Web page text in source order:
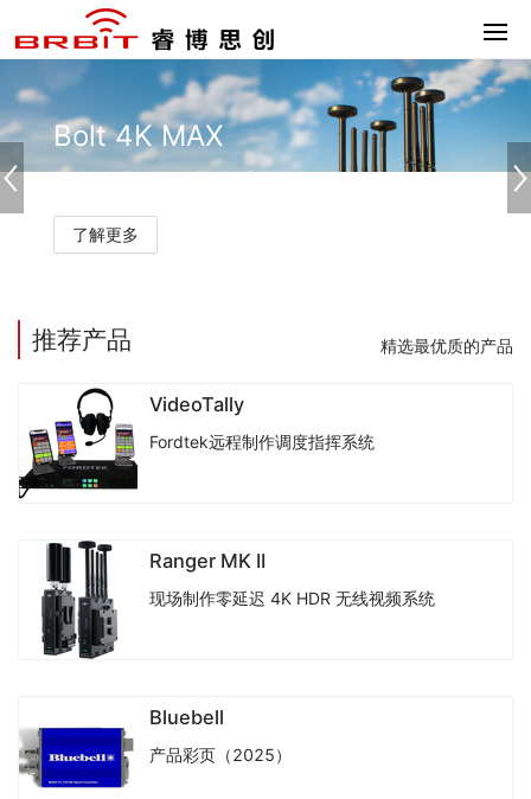
推荐产品 精选最优质的产品
VideoTally
Fordtek远程制作调度指挥系统
Ranger MK II
现场制作零延迟 4K HDR 无线视频系统
Bluebell
产品彩页（2025）